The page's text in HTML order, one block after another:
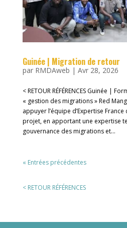
Guinée | Migration de retour
par RMDAweb | Avr 28, 2026
< RETOUR RÉFÉRENCES Guinée |
« gestion des migrations » Red
appuyer l’équipe d’Expertise
projet, en apportant une expertise
gouvernance des migrations et...
« Entrées précédentes
< RETOUR RÉFÉRENCES